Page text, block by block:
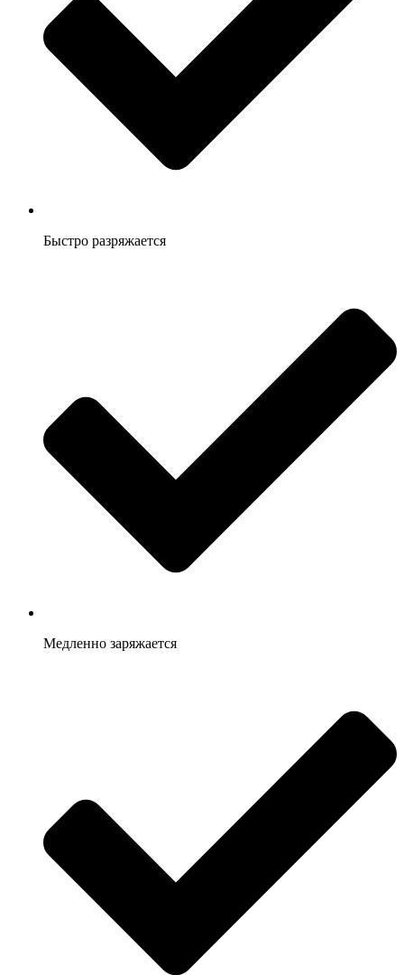
Быстро разряжается
Медленно заряжается